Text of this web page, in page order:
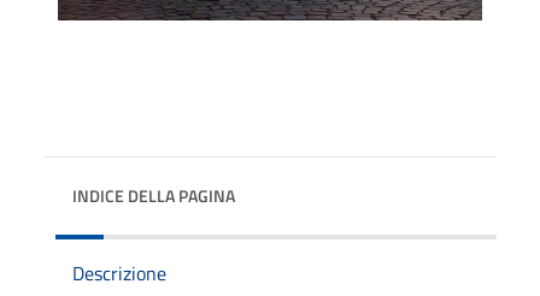
INDICE DELLA PAGINA
Descrizione